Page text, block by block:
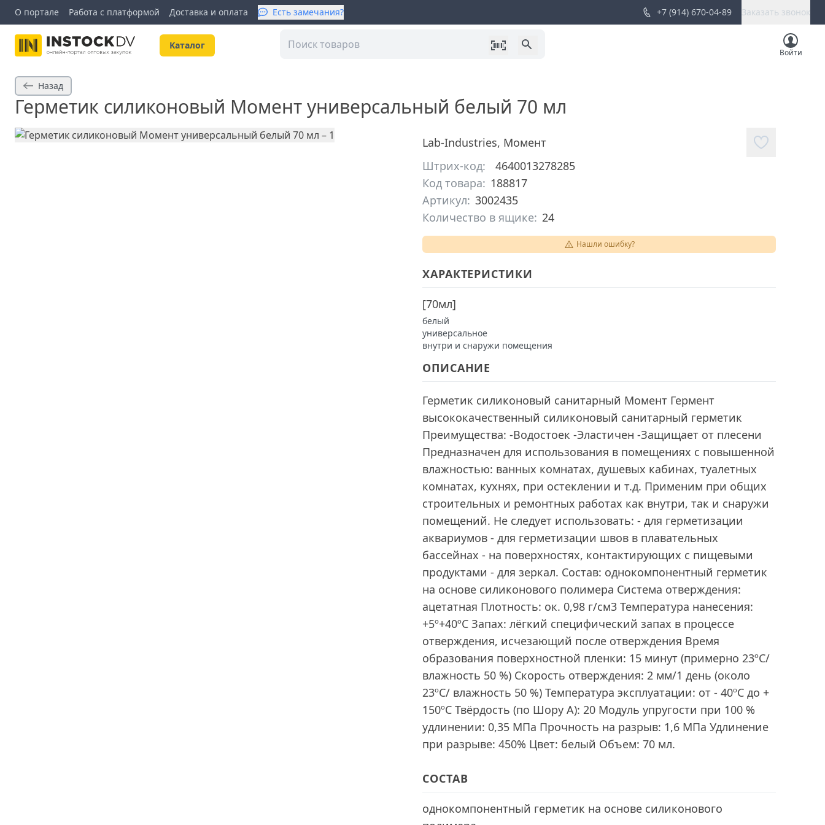
О портале Работа с платформой Доставка и оплата Есть замечания? +7 (914) 670-04-89 Заказать звонок
Kаталог
Войти
Назад
Герметик силиконовый Момент универсальный белый 70 мл
Lab-Industries, Момент
Штрих-код:
4640013278285
Код товара: 188817
Артикул: 3002435
Количество в ящике: 24
Нашли ошибку?
ХАРАКТЕРИСТИКИ
[70мл]
белый
универсальное
внутри и снаружи помещения
ОПИСАНИЕ
Герметик силиконовый санитарный Момент Гермент
высококачественный силиконовый санитарный герметик
Преимущества: -Водостоек -Эластичен -Защищает от плесени
Предназначен для использования в помещениях с повышенной
влажностью: ванных комнатах, душевых кабинах, туалетных
комнатах, кухнях, при остеклении и т.д. Применим при общих
строительных и ремонтных работах как внутри, так и снаружи
помещений. Не следует использовать: - для герметизации
аквариумов - для герметизации швов в плавательных
бассейнах - на поверхностях, контактирующих с пищевыми
продуктами - для зеркал. Состав: однокомпонентный герметик
на основе силиконового полимера Система отверждения:
ацетатная Плотность: ок. 0,98 г/см3 Температура нанесения:
+5º+40ºC Запах: лёгкий специфический запах в процессе
отверждения, исчезающий после отверждения Время
образования поверхностной пленки: 15 минут (примерно 23ºC/
влажность 50 %) Скорость отверждения: 2 мм/1 день (около
23ºC/ влажность 50 %) Температура эксплуатации: от - 40ºC до +
150ºC Твёрдость (по Шору A): 20 Модуль упругости при 100 %
удлинении: 0,35 MПa Прочность на разрыв: 1,6 MПa Удлинение
при разрыве: 450% Цвет: белый Объем: 70 мл.
СОСТАВ
однокомпонентный герметик на основе силиконового